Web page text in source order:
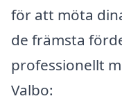
för att möta
de främsta
professionellt
Valbo: